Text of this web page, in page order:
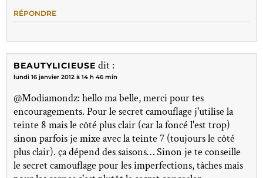
RÉPONDRE
BEAUTYLICIEUSE dit :
lundi 16 janvier 2012 à 14 h 46 min
@Modiamondz: hello ma belle, merci pour tes
encouragements. Pour le secret camouflage j'utilise la
teinte 8 mais le côté plus clair (car la foncé l'est trop)
sinon parfois je mixe avec la teinte 7 (toujours le côté
plus clair). ça dépend des saisons… Sinon je te conseille
le secret camouflage pour les imperfections, tâches mais